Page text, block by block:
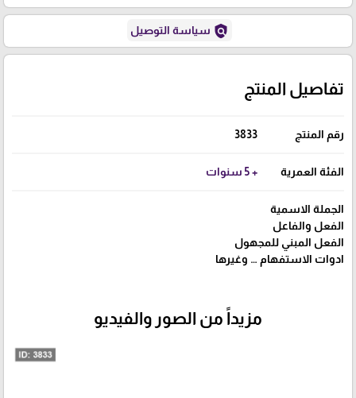
policy سياسة التوصيل
تفاصيل المنتج
رقم المنتج 3833
الفئة العمرية + 5 سنوات
الجملة الاسمية
الفعل والفاعل
الفعل المبني للمجهول
ادوات الاستفهام … وغيرها
مزيداً من الصور والفيديو